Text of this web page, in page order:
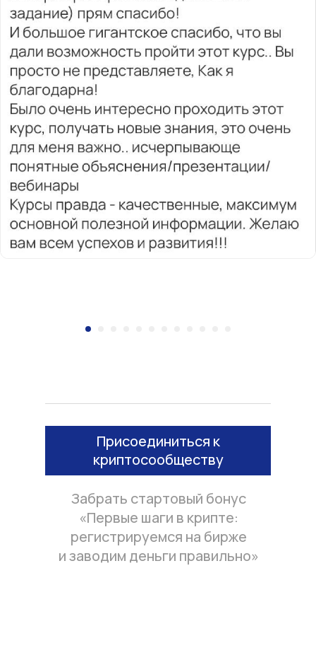
Забрать стартовый бонус
«Первые шаги в крипте:
регистрируемся на бирже
и заводим деньги правильно»
Присоединиться к
криптосообществу